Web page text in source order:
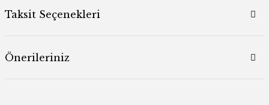
Taksit Seçenekleri
Önerileriniz